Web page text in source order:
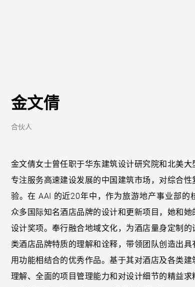
金文倩
合伙人
金文倩女士曾任职于华东建筑设计研究院和北美大
专注服务高速建设发展的中国建筑市场，对综合
验。在 AAI 的近20年中，作为旅游地产事业部的
众多国际知名酒店品牌的设计和更新项目，她和
设计奖项。奉行融合地域文化，为酒店量身定制
类酒店品牌特质的理解和诠释，带领团队创造出
用功能相结合的优秀作品。基于其对酒店及各类建
理解、全面的项目管理能力和对设计细节的精益求